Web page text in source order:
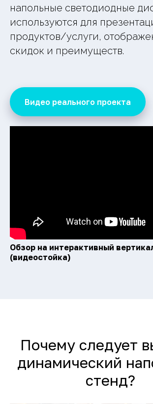
напольные светодиодные
используются для
продуктов/услуги,
скидок и преимуществ.
Видео реального проекта
Обзор на интерактивный
(видеостойка)
Почему следует
динамический
стенд?